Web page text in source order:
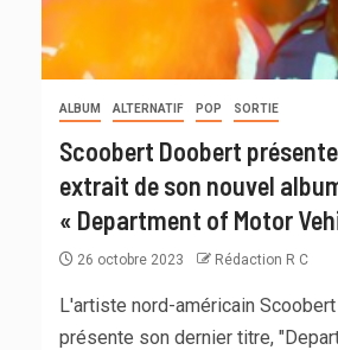
ALBUM ALTERNATIF POP SORTIE
Scoobert Doobert
extrait de son nouvel
« Department of Motor
26 octobre 2023 Rédaction R C
L'artiste nord-américain
présente son dernier titre,